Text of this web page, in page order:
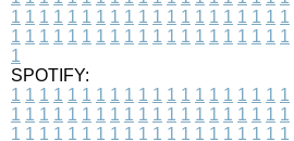
1 1 1 1 1 1 1 1 1 1 1 1 1 1 1 1 1 1 1 1
1 1 1 1 1 1 1 1 1 1 1 1 1 1 1 1 1 1 1 1
1
SPOTIFY:
1 1 1 1 1 1 1 1 1 1 1 1 1 1 1 1 1 1 1 1
1 1 1 1 1 1 1 1 1 1 1 1 1 1 1 1 1 1 1 1
1 1 1 1 1 1 1 1 1 1 1 1 1 1 1 1 1 1 1 1